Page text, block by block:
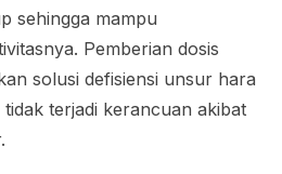
sehingga mampu
Pemberian dosis
solusi defisiensi unsur hara
terjadi kerancuan akibat